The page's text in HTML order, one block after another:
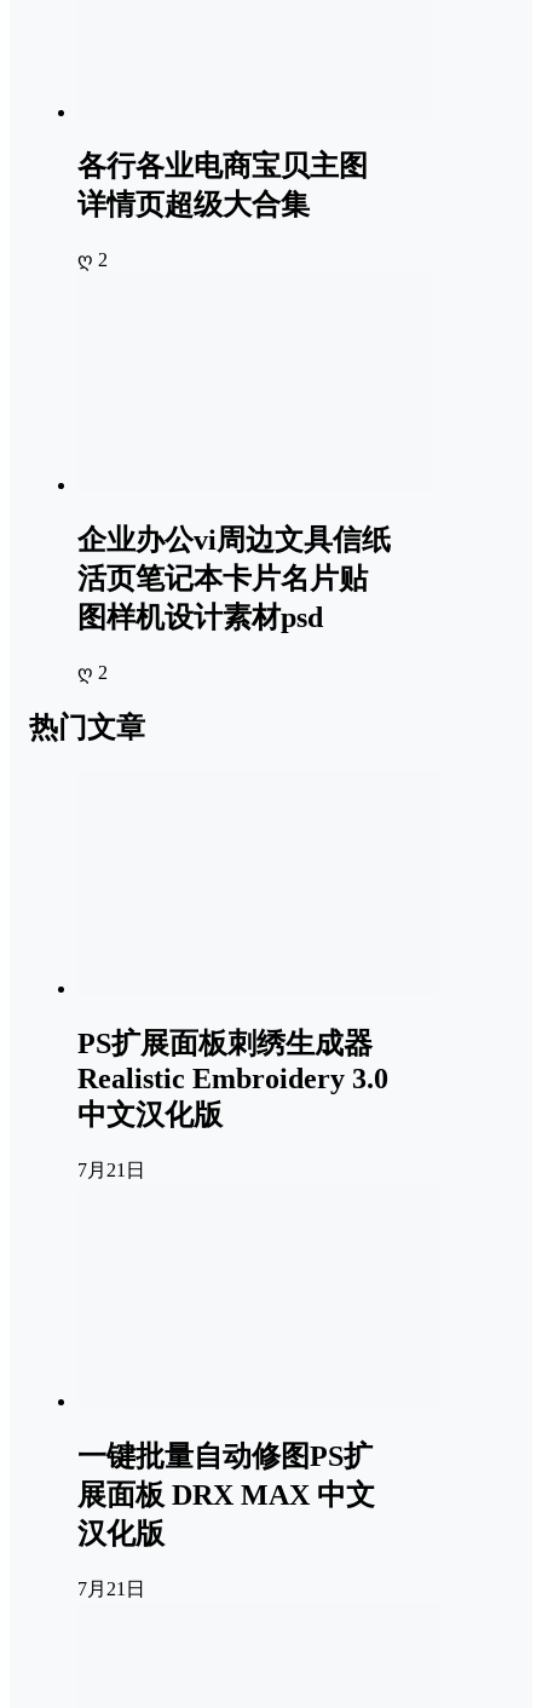
各行各业电商宝贝主图
详情页超级大合集
ღ 2
企业办公vi周边文具信纸
活页笔记本卡片名片贴
图样机设计素材psd
ღ 2
热门文章
PS扩展面板刺绣生成器
Realistic Embroidery 3.0
中文汉化版
7月21日
一键批量自动修图PS扩
展面板 DRX MAX 中文
汉化版
7月21日